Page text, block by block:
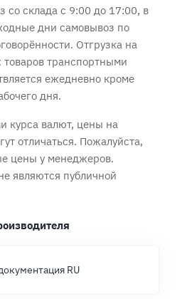
со склада с 9:00 до 17:00, в
дни самовывоз по
Отгрузка на
транспортными
ежедневно кроме
дня.
курса валют, цены на
отличаться. Пожалуйста,
цены у менеджеров.
являются публичной
RU